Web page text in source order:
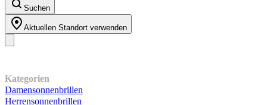
Suchen
Aktuellen Standort verwenden
Kategorien
Damensonnenbrillen
Herrensonnenbrillen